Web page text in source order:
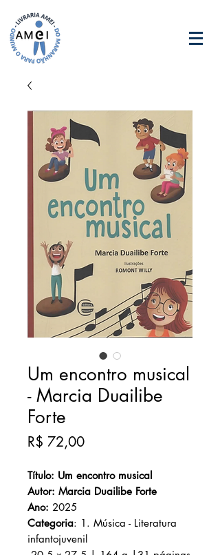
Um encontro musical
- Marcia Duailibe
Forte
R$ 72,00Preço
Título: Um encontro musical
Autor: Marcia Duailibe Forte
Ano: 2025
Categoria: 1. Música - Literatura
infantojuvenil